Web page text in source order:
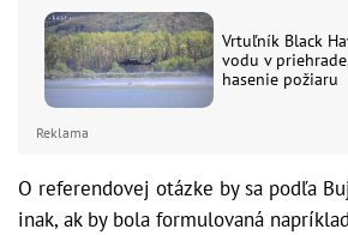
Vrtuľník Black
vodu v
hasenie požiaru
Reklama
O referendovej otázke by sa podľa
inak, ak by bola formulovaná